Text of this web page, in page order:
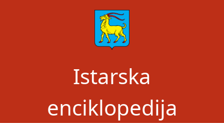
Istarska
enciklopedija